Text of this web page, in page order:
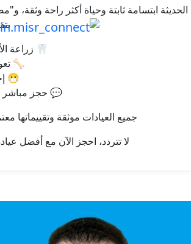
الحديثة ابتسامة ثابتة وحياة أكثر راحة
🦷 زراعة
🦴
😷
💬 حجز مباشر
جميع العيادات موثقة
لا تتردد، احجز الآن مع أفضل